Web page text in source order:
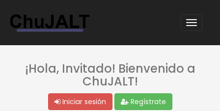
¡Hola, Invitado! Bienvenido a
ChuJALT!
Iniciar sesión Regístrate